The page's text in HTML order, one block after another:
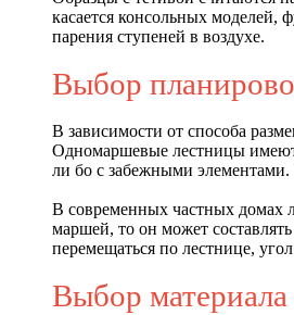
касается консольных моделей,
парения ступеней в воздухе.
Выбор
В зависимости от способа
Одномаршевые лестницы имеют
ли бо с забежными
В современных частных домах
маршей, то он может
перемещаться по лестнице,
Выбор материала